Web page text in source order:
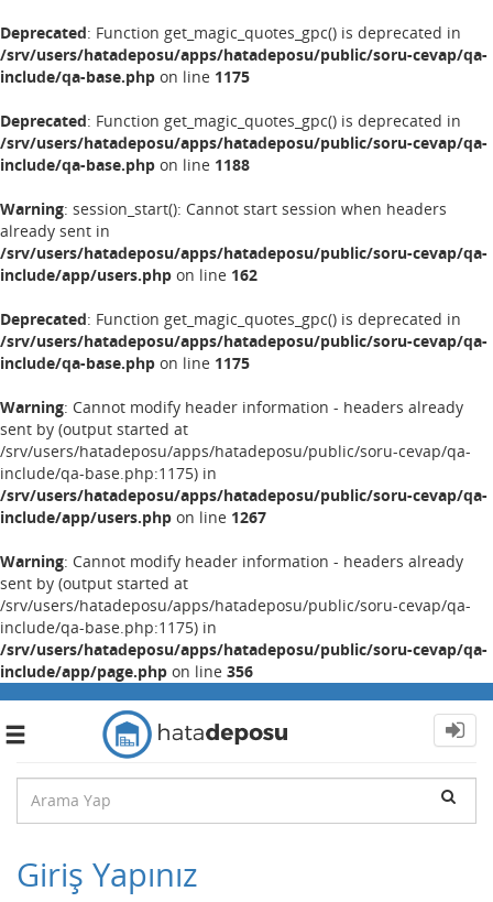
Deprecated: Function get_magic_quotes_gpc() is deprecated in
/srv/users/hatadeposu/apps/hatadeposu/public/soru-cevap/qa-
include/qa-base.php on line 1175
Deprecated: Function get_magic_quotes_gpc() is deprecated in
/srv/users/hatadeposu/apps/hatadeposu/public/soru-cevap/qa-
include/qa-base.php on line 1188
Warning: session_start(): Cannot start session when headers
already sent in
/srv/users/hatadeposu/apps/hatadeposu/public/soru-cevap/qa-
include/app/users.php on line 162
Deprecated: Function get_magic_quotes_gpc() is deprecated in
/srv/users/hatadeposu/apps/hatadeposu/public/soru-cevap/qa-
include/qa-base.php on line 1175
Warning: Cannot modify header information - headers already
sent by (output started at
/srv/users/hatadeposu/apps/hatadeposu/public/soru-cevap/qa-
include/qa-base.php:1175) in
/srv/users/hatadeposu/apps/hatadeposu/public/soru-cevap/qa-
include/app/users.php on line 1267
Warning: Cannot modify header information - headers already
sent by (output started at
/srv/users/hatadeposu/apps/hatadeposu/public/soru-cevap/qa-
include/qa-base.php:1175) in
/srv/users/hatadeposu/apps/hatadeposu/public/soru-cevap/qa-
include/app/page.php on line 356
Toggle
Giriş Yapınız